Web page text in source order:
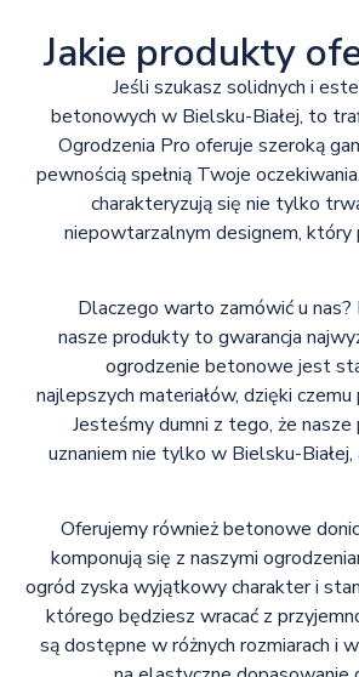
Jakie produkty
Jeśli szukasz solidnych i
betonowych w Bielsku-Białej, to
Ogrodzenia Pro oferuje szeroką
pewnością spełnią Twoje
charakteryzują się nie tylko
niepowtarzalnym designem,
Dlaczego warto zamówić u
nasze produkty to gwarancja
ogrodzenie betonowe jest
najlepszych materiałów, dzięki
Jesteśmy dumni z tego, że
uznaniem nie tylko w Bielsku-Białej,
Oferujemy również betonowe
komponują się z naszymi
ogród zyska wyjątkowy charakter i
którego będziesz wracać z
są dostępne w różnych rozmiarach i